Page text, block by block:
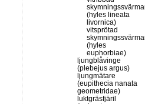
(hyles lineata
livornica)
vitsprötad
(hyles
euphorbiae)
ljungblåvinge
(plebejus argus)
ljungmätare
(eupithecia nanata
geometridae)
luktgräsfjäril